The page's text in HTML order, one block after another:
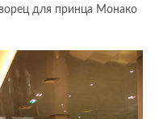
для принца Монако